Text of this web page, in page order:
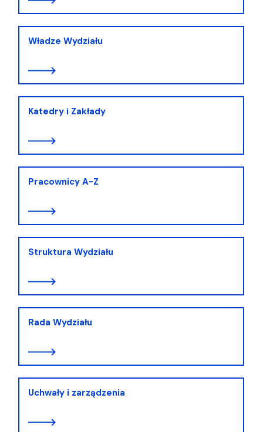
Władze Wydziału
Katedry i Zakłady
Pracownicy A-Z
Struktura Wydziału
Rada Wydziału
Uchwały i zarządzenia